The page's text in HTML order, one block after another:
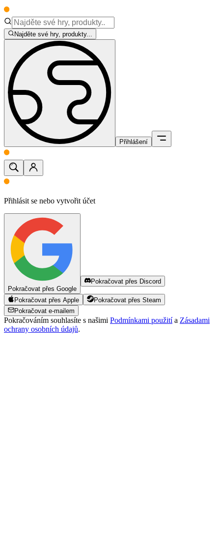
Najděte své hry, produkty...
Přihlášení
Přihlásit se nebo vytvořit účet
Pokračovat přes Google
Pokračovat přes Discord
Pokračovat přes Apple
Pokračovat přes Steam
Pokračovat e-mailem
Pokračováním souhlasíte s našimi Podmínkami použitía Zásadami
ochrany osobních údajů.